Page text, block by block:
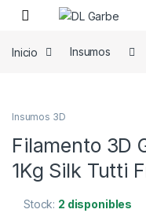
Inicio Insumos
Insumos 3D
Filamento 3D
1Kg Silk Tutti
Stock: 2 disponibles